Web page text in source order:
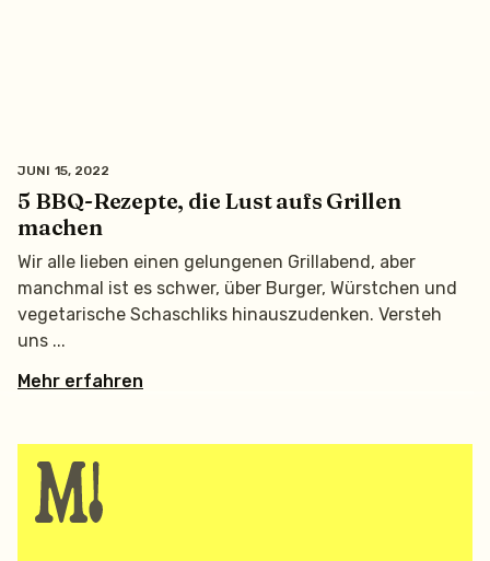
5 BBQ-Rezepte, die Lust aufs Grillen
machen
JUNI 15, 2022
Wir alle lieben einen gelungenen Grillabend, aber
manchmal ist es schwer, über Burger, Würstchen und
vegetarische Schaschliks hinauszudenken. Versteh
uns
Mehr erfahren